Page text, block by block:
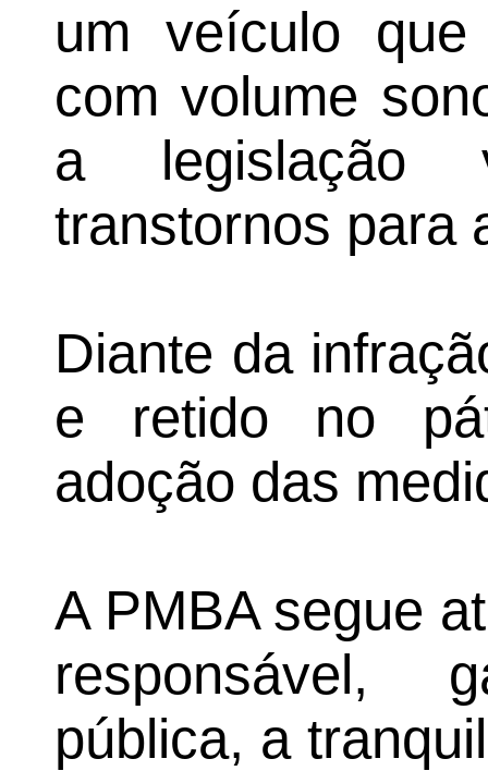
um veículo que
com volume
a legislação
transtornos para
Diante da
e retido no
adoção das
A PMBA segue
responsável,
pública, a